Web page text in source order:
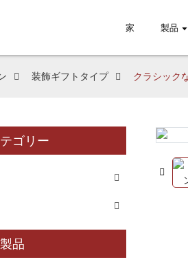
家 製品
装飾ギフトタイプ クラシック
ゴリー
品
Loading...
Loading...